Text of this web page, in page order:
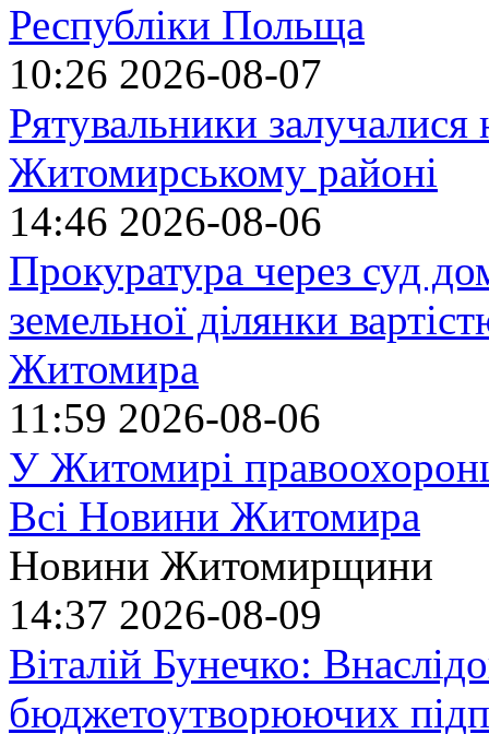
Республіки Польща
10:26 2026-08-07
Рятувальники
Житомирському районі
14:46 2026-08-06
Прокуратура через суд
земельної ділянки
Житомира
11:59 2026-08-06
У Житомирі
Всі Новини Житомира
Новини Житомирщини
14:37 2026-08-09
Віталій Бунечко:
бюджетоутворюючих